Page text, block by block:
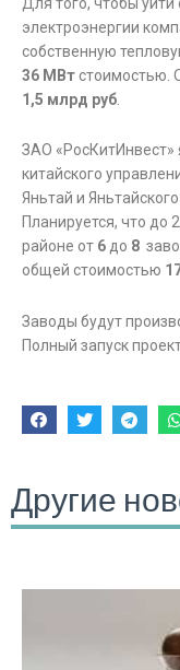
электроэнергии
собственную
36 МВт стоимостью.
1,5 млрд руб
ЗАО «РосКитИнвест»
китайского
Яньтай и
Планируется, что до
районе от 6до 8
общей стоимостью
Заводы будут
Полный запуск
Другие